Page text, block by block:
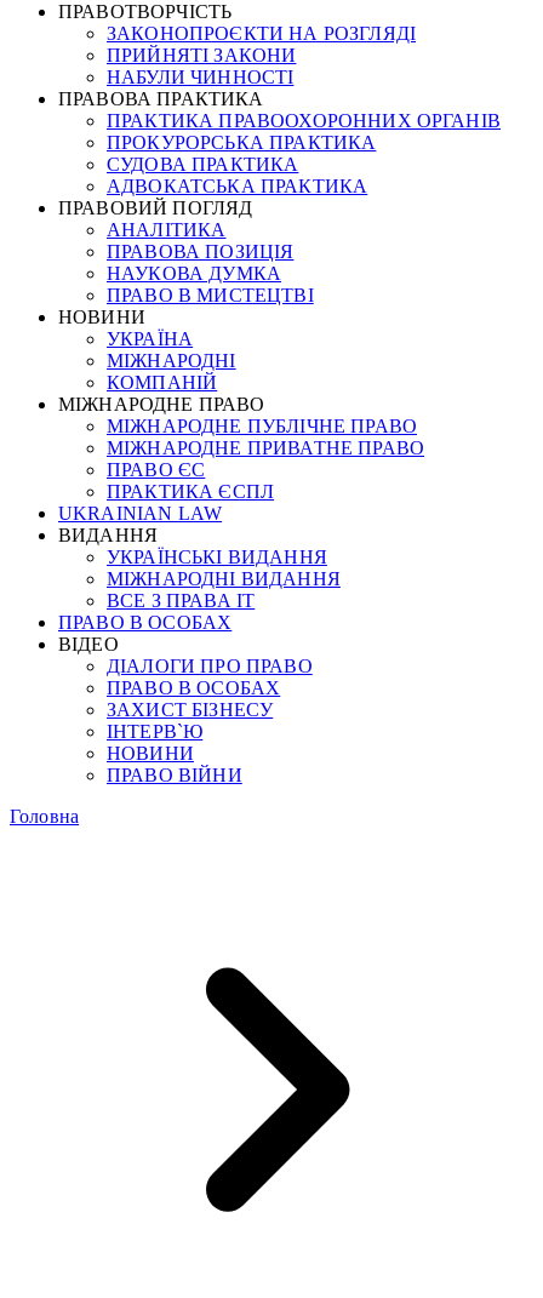
ПРАВОТВОРЧІСТЬ
ЗАКОНОПРОЄКТИ НА РОЗГЛЯДІ
ПРИЙНЯТІ ЗАКОНИ
НАБУЛИ ЧИННОСТІ
ПРАВОВА ПРАКТИКА
ПРАКТИКА ПРАВООХОРОННИХ ОРГАНІВ
ПРОКУРОРСЬКА ПРАКТИКА
СУДОВА ПРАКТИКА
АДВОКАТСЬКА ПРАКТИКА
ПРАВОВИЙ ПОГЛЯД
АНАЛІТИКА
ПРАВОВА ПОЗИЦІЯ
НАУКОВА ДУМКА
ПРАВО В МИСТЕЦТВІ
НОВИНИ
УКРАЇНА
МІЖНАРОДНІ
КОМПАНІЙ
МІЖНАРОДНЕ ПРАВО
МІЖНАРОДНЕ ПУБЛІЧНЕ ПРАВО
МІЖНАРОДНЕ ПРИВАТНЕ ПРАВО
ПРАВО ЄС
ПРАКТИКА ЄСПЛ
UKRAINIAN LAW
ВИДАННЯ
УКРАЇНСЬКІ ВИДАННЯ
МІЖНАРОДНІ ВИДАННЯ
ВСЕ З ПРАВА ІТ
ПРАВО В ОСОБАХ
ВІДЕО
ДІАЛОГИ ПРО ПРАВО
ПРАВО В ОСОБАХ
ЗАХИСТ БІЗНЕСУ
ІНТЕРВ`Ю
НОВИНИ
ПРАВО ВІЙНИ
Головна